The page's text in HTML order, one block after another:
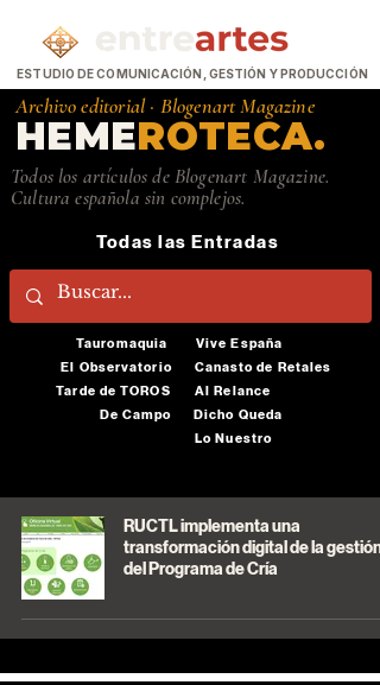
ESTUDIO DE COMUNICACIÓN, GESTIÓN Y PRODUCCIÓN
Archivo editorial · Blogenart Magazine
HEMEROTECA.
Todos los artículos de Blogenart Magazine.
Cultura española sin complejos.
Todas las Entradas
Tauromaquia
El Observatorio
Tarde de TOROS
De Campo
Vive España
Canasto de Retales
Al Relance
Dicho Queda
Lo Nuestro
RUCTL implementa una
transformación digital de la gestión
del Programa de Cría